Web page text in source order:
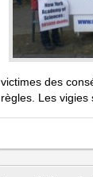
victimes des
règles. Les vigies